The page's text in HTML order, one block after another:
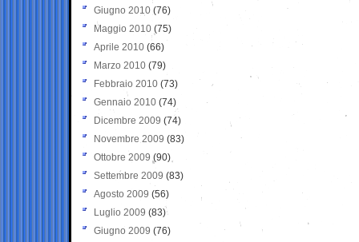
Giugno 2010 (76)
Maggio 2010 (75)
Aprile 2010 (66)
Marzo 2010 (79)
Febbraio 2010 (73)
Gennaio 2010 (74)
Dicembre 2009 (74)
Novembre 2009 (83)
Ottobre 2009 (90)
Settembre 2009 (83)
Agosto 2009 (56)
Luglio 2009 (83)
Giugno 2009 (76)